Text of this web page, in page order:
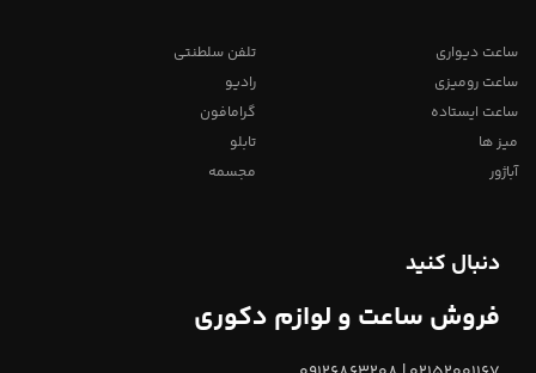
ساعت دیواری
ساعت رومیزی
ساعت ایستاده
میز ها
آباژور
تلفن سلطنتی
رادیو
گرامافون
تابلو
مجسمه
دنبال کنید
فروش ساعت و لوازم دکوری